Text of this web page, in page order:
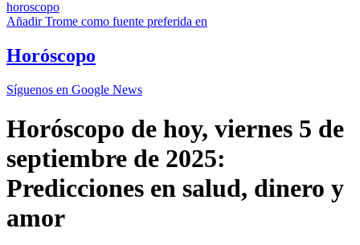
horoscopo
AñadirTrome como fuente preferida en
Horóscopo
Síguenos en Google News
Horóscopo de hoy, viernes 5 de
septiembre de 2025:
Predicciones en salud, dinero y
amor